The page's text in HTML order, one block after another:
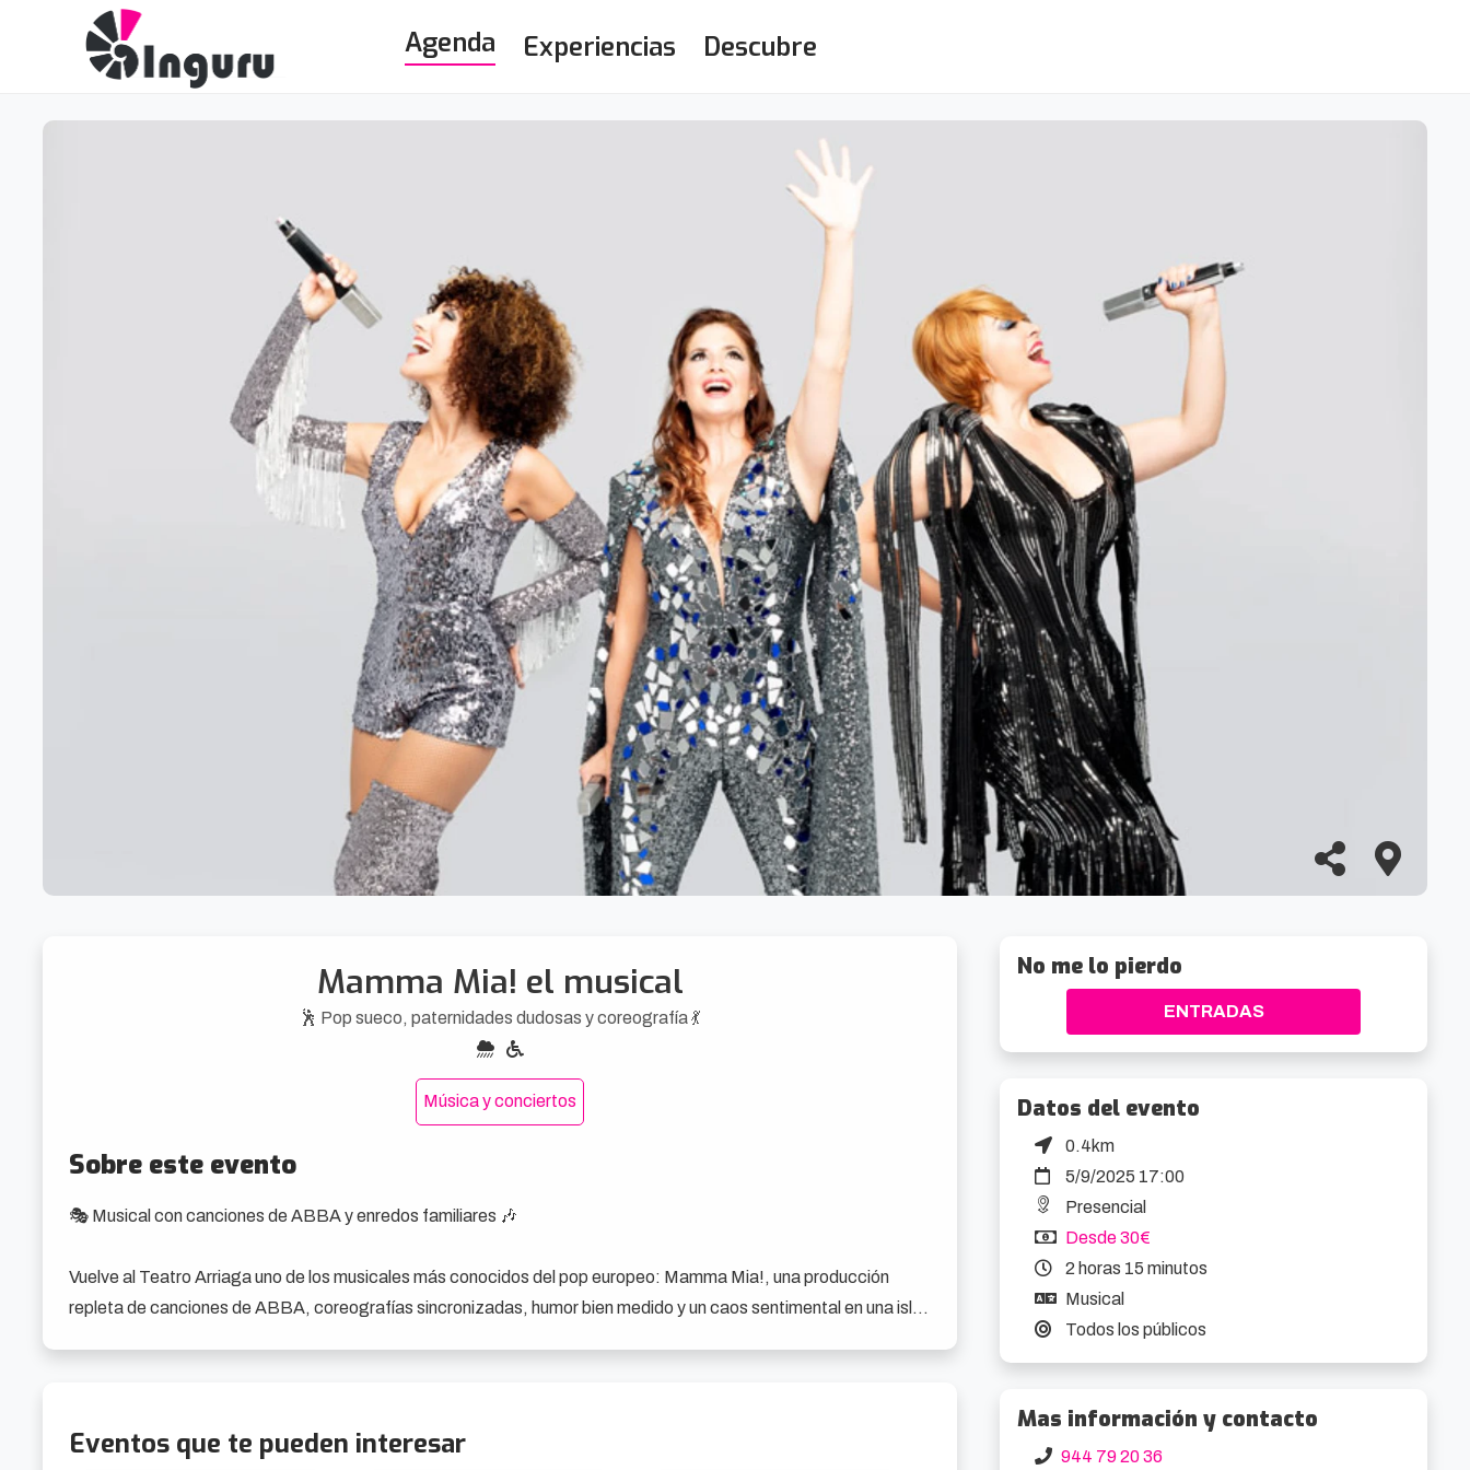
Agenda Experiencias Descubre
Mamma Mia! el musical
🕺 Pop sueco, paternidades dudosas y coreografía 💃
Música y conciertos
Sobre este evento
🎭 Musical con canciones de ABBA y enredos familiares 🎶
Vuelve al Teatro Arriaga uno de los musicales más conocidos del pop europeo: Mamma Mia!, una producción
repleta de canciones de ABBA, coreografías sincronizadas, humor bien medido y un caos sentimental en una isla
casarse y quiere saber quién es su padre. La pista: tres antiguos novios de su madre que llegan a la boda sin saber
a lo que van. A partir de ahí, enredos, reencuentros y mucho ABBA.
Eventos que te pueden interesar
No me lo pierdo
ENTRADAS
Datos del evento
0.4km
5/9/2025 17:00
Presencial
Desde 30€
2 horas 15 minutos
Musical
Todos los públicos
Mas información y contacto
944 79 20 36